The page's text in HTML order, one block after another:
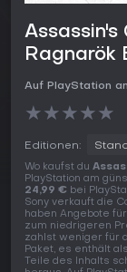
Ragnarök
Auf PlayStation
★★★★★
Editionen:
Wo kaufst du
PlayStation am
24,99 € bei
Sony verkauft die
haben Angebote
zum niedrigeren
zahlst weniger für
Paket, es enthält
Teile des Inhalts